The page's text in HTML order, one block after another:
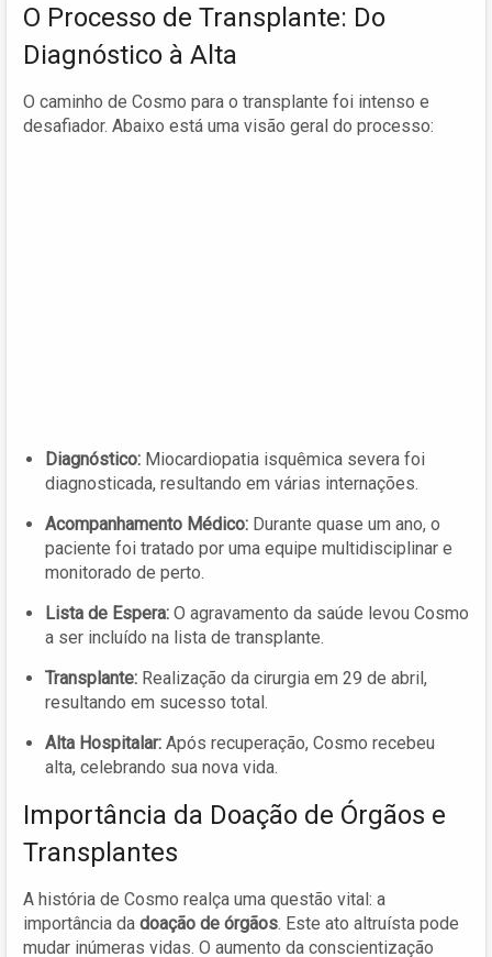
O Processo de Transplante: Do
Diagnóstico à Alta
O caminho de Cosmo para o transplante foi intenso e
desafiador. Abaixo está uma visão geral do processo:
Diagnóstico: Miocardiopatia isquêmica severa foi
diagnosticada, resultando em várias internações.
Acompanhamento Médico: Durante quase um ano, o
paciente foi tratado por uma equipe multidisciplinar e
monitorado de perto.
Lista de Espera: O agravamento da saúde levou Cosmo
a ser incluído na lista de transplante.
Transplante: Realização da cirurgia em 29 de abril,
resultando em sucesso total.
Alta Hospitalar: Após recuperação, Cosmo recebeu
alta, celebrando sua nova vida.
Importância da Doação de Órgãos e
Transplantes
A história de Cosmo realça uma questão vital: a
importância da doação de órgãos. Este ato altruísta pode
mudar inúmeras vidas. O aumento da conscientização